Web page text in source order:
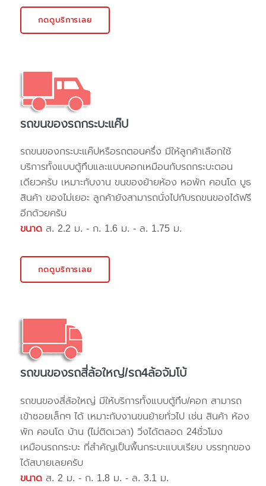
กดดูบริการเลย
รถขนของรถกระบะแค๊ป
รถขนของกระบะแค๊ปหรือรถตอนครึ่ง มีให้ลูกค้าเลือกใช้
บริการทั้งแบบตู้ทึบและแบบคอกเหมือนกับรถกระบะตอน
เดียวครับ เหมาะกับงาน ขนของย้ายห้อง หอพัก คอนโด บูธ
สินค้า ของไม่เยอะ ลูกค้ายังสามารถนั่งไปกับรถขนของได้ฟรี
อีกด้วยครับ
ขนาด ส. 2.2 ม. - ก. 1.6 ม. - ล. 1.75 ม.
กดดูบริการเลย
รถขนของรถสี่ล้อใหญ่/รถ4ล้อจัมโบ้
รถขนของสี่ล้อใหญ่ มีให้บริการทั้งแบบตู้ทึบ/คอก สามารถ
เข้าซอยเล็กๆ ได้ เหมาะกับงานขนย้ายทั่วไป เช่น สินค้า ห้อง
พัก คอนโด บ้าน (ไม่ติดเวลา) วิ่งได้ตลอด 24ชั่วโมง
เหมือนรถกระบะ ที่สำคัญเป็นพื้นกระบะแบบเรียบ บรรทุกของ
ได้สบายเลยครับ
ขนาด ส. 2 ม. - ก. 1.8 ม. - ล. 3.1 ม.